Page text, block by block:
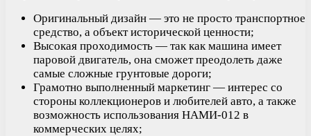
Оригинальный дизайн — это не просто транспортное
средство, а объект исторической ценности;
Высокая проходимость — так как машина имеет
паровой двигатель, она сможет преодолеть даже
самые сложные грунтовые дороги;
Грамотно выполненный маркетинг — интерес со
стороны коллекционеров и любителей авто, а также
возможность использования НАМИ-012 в
коммерческих целях;